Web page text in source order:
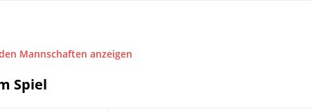
Mannschaften anzeigen
Spiel